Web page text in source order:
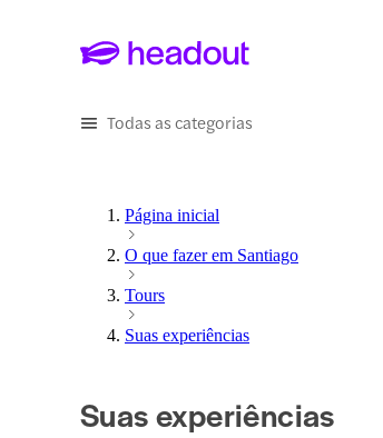
Todas as categorias
Página inicial
O que fazer em Santiago
Tours
Suas experiências
Suas experiências